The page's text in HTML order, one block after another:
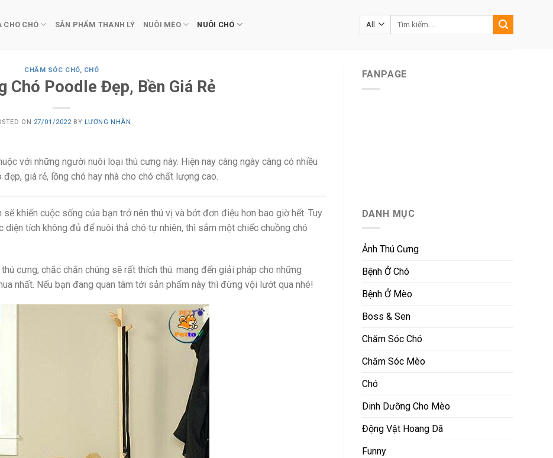
CHO CHÓ SẢN PHẨM THANH LÝ NUÔI MÈO NUÔI CHÓ
Tìm
CHĂM SÓC CHÓ, CHÓ
Chó Poodle Đẹp, Bền Giá Rẻ
ON 27/01/2022 BY LƯƠNG NHÀN
với những người nuôi loại thú cưng này. Hiện nay càng ngày càng có nhiều
giá rẻ, lồng chó hay nhà cho chó chất lượng cao.
khiến cuộc sống của bạn trở nên thú vị và bớt đơn điệu hơn bao giờ hết. Tuy
tích không đủ để nuôi thả chó tự nhiên, thì sắm một chiếc chuồng chó
cưng, chắc chắn chúng sẽ rất thích thú. mang đến giải pháp cho những
nhất. Nếu bạn đang quan tâm tới sản phẩm này thì đừng vội lướt qua nhé!
FANPAGE
DANH MỤC
Ảnh Thú Cưng
Bệnh Ở Chó
Bệnh Ở Mèo
Boss & Sen
Chăm Sóc Chó
Chăm Sóc Mèo
Chó
Dinh Dưỡng Cho Mèo
Động Vật Hoang Dã
Funny